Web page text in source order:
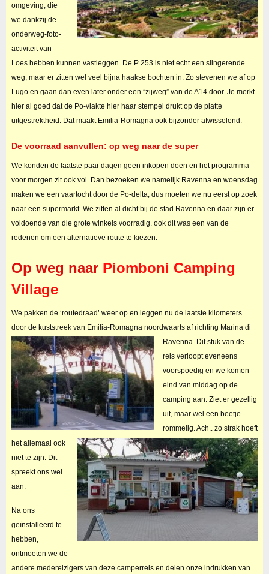
omgeving, die
we dankzij de
onderweg-foto-
activiteit van
Loes hebben kunnen vastleggen. De P 253 is niet echt een slingerende
weg, maar er zitten wel veel bijna haakse bochten in. Zo stevenen we af op
Lugo en gaan dan even later onder een ”zijweg” van de A14 door. Je merkt
hier al goed dat de Po-vlakte hier haar stempel drukt op de platte
uitgestrektheid. Dat maakt Emilia-Romagna ook bijzonder afwisselend.
De voorraad aanvullen: op weg naar de super
We konden de laatste paar dagen geen inkopen doen en het programma
voor morgen zit ook vol. Dan bezoeken we namelijk Ravenna en woensdag
maken we een vaartocht door de Po-delta, dus moeten we nu eerst op zoek
naar een supermarkt. We zitten al dicht bij de stad Ravenna en daar zijn er
voldoende van die grote winkels voorradig. ook dit was een van de
redenen om een alternatieve route te kiezen.
Op weg naar Piomboni Camping
Village
We pakken de ‘routedraad’ weer op en leggen nu de laatste kilometers
door de kuststreek van Emilia-Romagna noordwaarts af richting Marina di
Ravenna. Dit stuk van de
reis verloopt eveneens
voorspoedig en we komen
eind van middag op de
camping aan. Ziet er gezellig
uit, maar wel een beetje
rommelig. Ach.. zo strak hoeft
het allemaal ook
niet te zijn. Dit
spreekt ons wel
aan.
Na ons
geïnstalleerd te
hebben,
ontmoeten we de
andere medereizigers van deze camperreis en delen onze indrukken van